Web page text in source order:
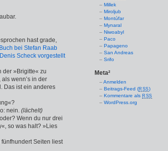
hast grade,
bei Stefan Raab
Scheck vorgestellt
der »Brigitte« zu
wenn’s in der
Das ist ein anderes
nein. (lächelt)
Wenn du nur drei
so was halt? »Lies
Seiten liest
Millek
Miroljub
Montúfar
Mynaral
Niwoabyl
Paco
Papageno
San Andreas
Srifo
Meta²
Anmelden
Beitrags-Feed (RSS)
Kommentare als RSS
WordPress.org